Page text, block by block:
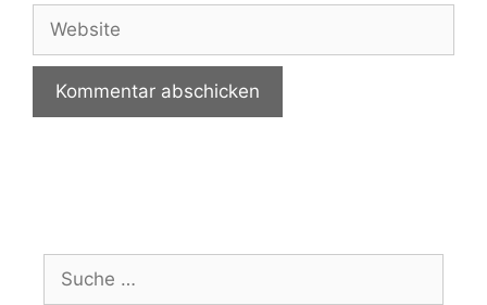
Website
nach: